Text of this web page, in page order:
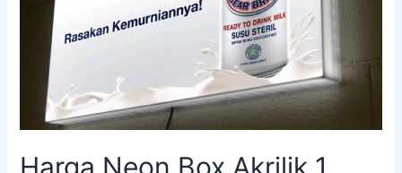
Terjangkau
Hasil
Maksimal